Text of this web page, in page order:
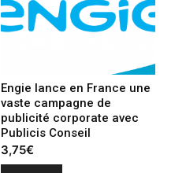
Engie lance en France une
vaste campagne de
publicité corporate avec
Publicis Conseil
3,75€